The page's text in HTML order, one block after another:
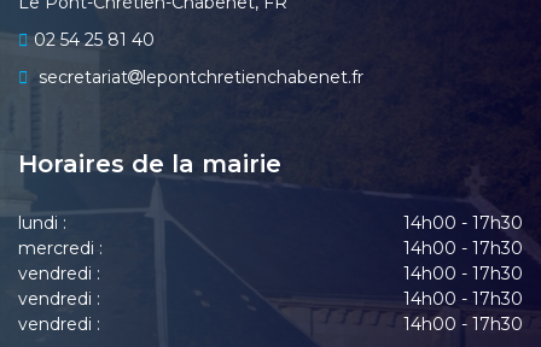
02 54 25 81 40
secretariat
lepontchretienchabenet.fr
Horaires de la mairie
lundi :
14h00 - 17h30
mercredi :
14h00 - 17h30
vendredi :
14h00 - 17h30
vendredi :
14h00 - 17h30
vendredi :
14h00 - 17h30